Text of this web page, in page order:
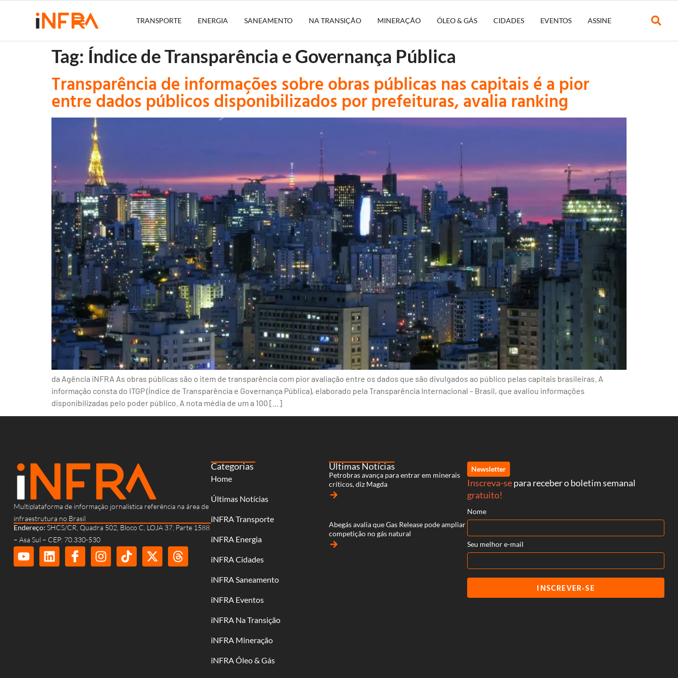
TRANSPORTE ENERGIA SANEAMENTO NA TRANSIÇÃO MINERAÇÃO ÓLEO & GÁS CIDADES EVENTOS ASSINE
Tag: Índice de Transparência e Governança Pública
Transparência de informações sobre obras públicas nas capitais é a pior
entre dados públicos disponibilizados por prefeituras, avalia ranking
da Agência iNFRA As obras públicas são o item de transparência com pior avaliação entre os dados que são divulgados ao público pelas capitais brasileiras. A
informação consta do ITGP (Índice de Transparência e Governança Pública), elaborado pela Transparência Internacional – Brasil, que avaliou informações
disponibilizadas pelo poder público. A nota média de um a 100 […]
Multiplataforma de informação jornalística referência na área de
infraestrutura no Brasil
Endereço: SHCS/CR, Quadra 502, Bloco C, LOJA 37, Parte 1588
– Asa Sul – CEP: 70.330-530
Categorias
Home
Últimas Notícias
iNFRA Transporte
iNFRA Energia
iNFRA Cidades
iNFRA Saneamento
iNFRA Eventos
iNFRA Na Transição
iNFRA Mineração
iNFRA Óleo & Gás
Últimas Notícias
Petrobras avança para entrar em minerais
críticos, diz Magda
arrow_forward
Abegás avalia que Gas Release pode ampliar
competição no gás natural
arrow_forward
Newsletter
Inscreva-separa receber o boletim semanal
gratuito!
Nome
Seu melhor e-mail
INSCREVER-SE